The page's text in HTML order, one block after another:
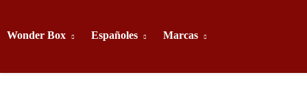
Wonder Box Españoles Marcas